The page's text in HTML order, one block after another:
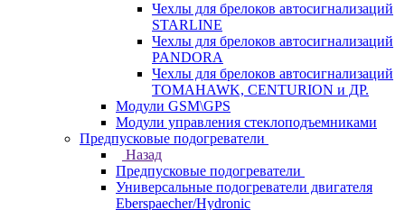
Чехлы для брелоков автосигнализаций
STARLINE
Чехлы для брелоков автосигнализаций
PANDORA
Чехлы для брелоков автосигнализаций
TOMAHAWK, CENTURION и ДР.
Модули GSM\GPS
Модули управления стеклоподъемниками
Предпусковые подогреватели
Назад
Предпусковые подогреватели
Универсальные подогреватели двигателя
Eberspaecher/Hydronic